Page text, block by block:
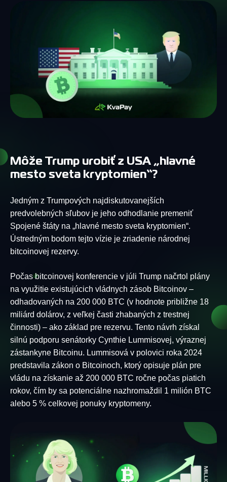
Môže Trump urobiť z USA „hlavné
mesto sveta kryptomien“?
Jedným z Trumpových najdiskutovanejších
predvolebných sľubov je jeho odhodlanie premeniť
Spojené štáty na „hlavné mesto sveta kryptomien“.
Ústredným bodom tejto vízie je zriadenie národnej
bitcoinovej rezervy.
Počas bitcoinovej konferencie v júli Trump načrtol plány
na využitie existujúcich vládnych zásob Bitcoinov –
odhadovaných na 200 000 BTC (v hodnote približne 18
miliárd dolárov, z veľkej časti zhabaných z trestnej
činnosti) – ako základ pre rezervu. Tento návrh získal
silnú podporu senátorky Cynthie Lummisovej, výraznej
zástankyne Bitcoinu. Lummisová v polovici roka 2024
predstavila zákon o Bitcoinoch, ktorý opisuje plán pre
vládu na získanie až 200 000 BTC ročne počas piatich
rokov, čím by sa potenciálne nazhromaždil 1 milión BTC
alebo 5 % celkovej ponuky kryptomeny.